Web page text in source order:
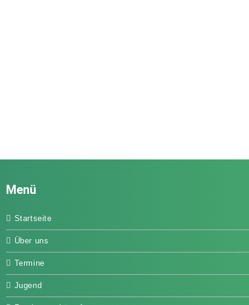
Menü
Startseite
Über uns
Termine
Jugend